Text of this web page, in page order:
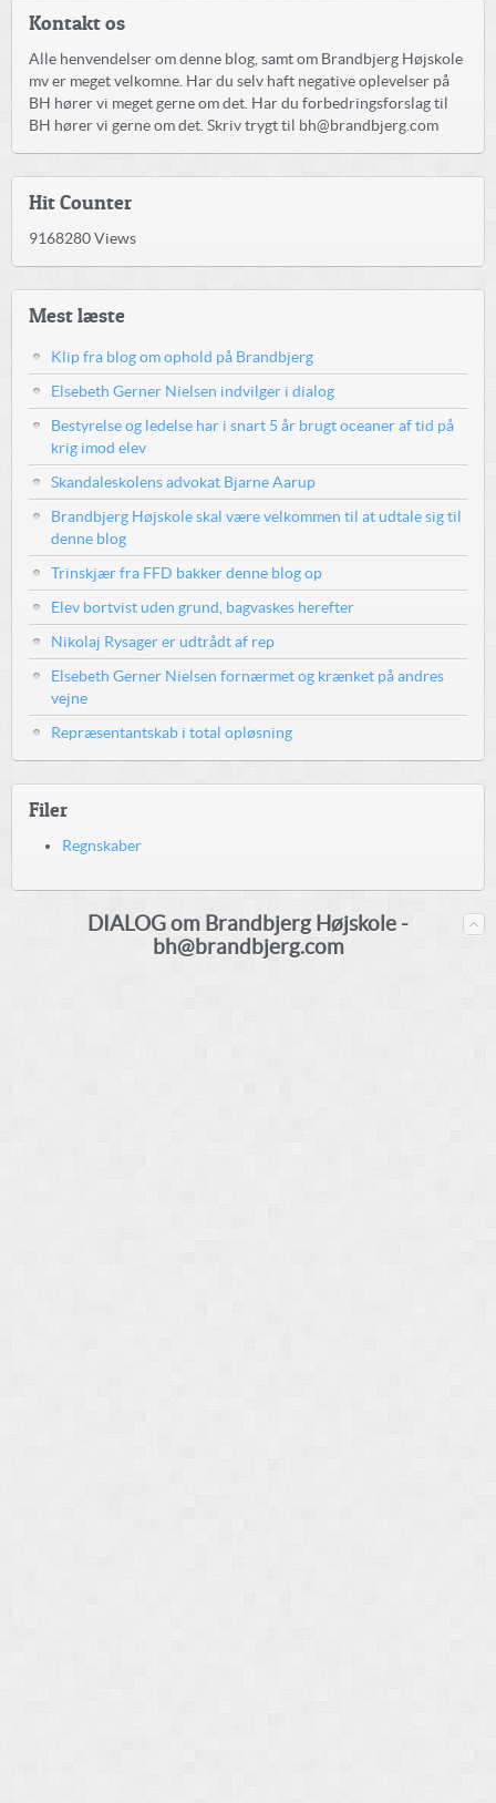
Kontakt os
Alle henvendelser om denne blog, samt om Brandbjerg Højskole
mv er meget velkomne. Har du selv haft negative oplevelser på
BH hører vi meget gerne om det. Har du forbedringsforslag til
BH hører vi gerne om det. Skriv trygt til bh@brandbjerg.com
Hit Counter
9168280Views
Mest læste
Klip fra blog om ophold på Brandbjerg
Elsebeth Gerner Nielsen indvilger i dialog
Bestyrelse og ledelse har i snart 5 år brugt oceaner af tid på
krig imod elev
Skandaleskolens advokat Bjarne Aarup
Brandbjerg Højskole skal være velkommen til at udtale sig til
denne blog
Trinskjær fra FFD bakker denne blog op
Elev bortvist uden grund, bagvaskes herefter
Nikolaj Rysager er udtrådt af rep
Elsebeth Gerner Nielsen fornærmet og krænket på andres
vejne
Repræsentantskab i total opløsning
Filer
Regnskaber
DIALOG om Brandbjerg Højskole -
bh@brandbjerg.com